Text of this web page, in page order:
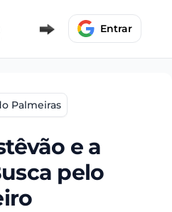
Entrar
Palmeiras
e a
pelo